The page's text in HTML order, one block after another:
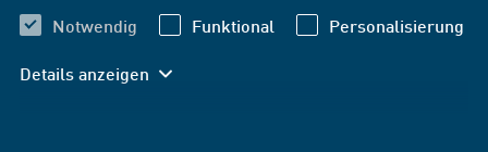
Notwendig Funktional Personalisierung
Details anzeigen